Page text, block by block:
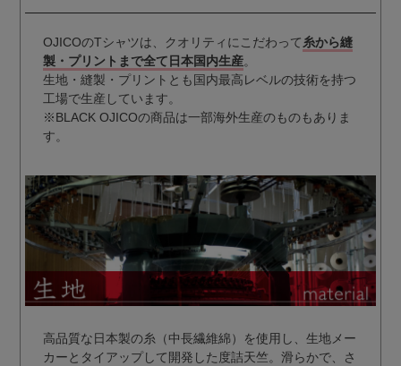
OJICOのTシャツは、クオリティにこだわって 糸から縫
製・プリントまで全て日本国内生産。
生地・縫製・プリントとも国内最高レベルの技術を持つ
工場で生産しています。
※BLACK OJICOの商品は一部海外生産のものもありま
す。
高品質な日本製の糸（中長繊維綿）を使用し、生地メー
カーとタイアップして開発した度詰天竺。滑らかで、さ